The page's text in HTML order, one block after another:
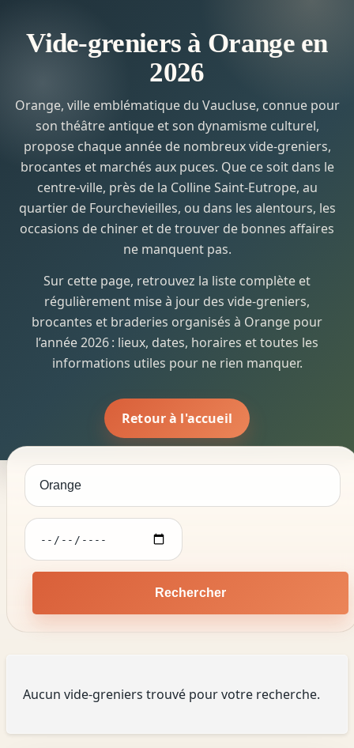
Vide-greniers à Orange en
2026
Orange, ville emblématique du Vaucluse, connue pour
son théâtre antique et son dynamisme culturel,
propose chaque année de nombreux vide-greniers,
brocantes et marchés aux puces. Que ce soit dans le
centre-ville, près de la Colline Saint-Eutrope, au
quartier de Fourchevieilles, ou dans les alentours, les
occasions de chiner et de trouver de bonnes affaires
ne manquent pas.
Sur cette page, retrouvez la liste complète et
régulièrement mise à jour des vide-greniers,
brocantes et braderies organisés à Orange pour
l’année 2026 : lieux, dates, horaires et toutes les
informations utiles pour ne rien manquer.
Retour à l'accueil
Rechercher
Aucun vide-greniers trouvé pour votre recherche.